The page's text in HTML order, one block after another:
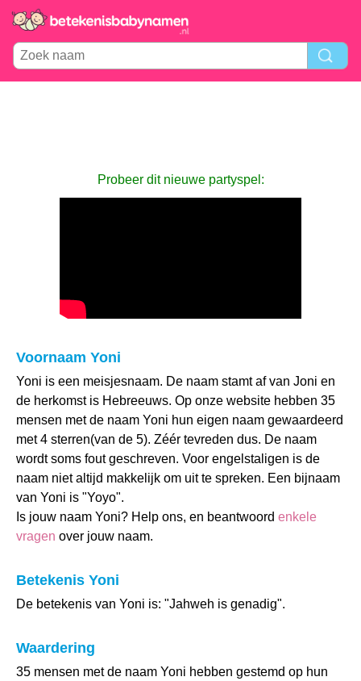
Probeer dit nieuwe partyspel:
Voornaam Yoni
Yoni is een meisjesnaam. De naam stamt af van Joni en
de herkomst is Hebreeuws. Op onze website hebben 35
mensen met de naam Yoni hun eigen naam gewaardeerd
met 4 sterren(van de 5). Zéér tevreden dus. De naam
wordt soms fout geschreven. Voor engelstaligen is de
naam niet altijd makkelijk om uit te spreken. Een bijnaam
van Yoni is "Yoyo".
Is jouw naam Yoni? Help ons, en beantwoord enkele
vragen over jouw naam.
Betekenis Yoni
De betekenis van Yoni is: "Jahweh is genadig".
Waardering
35 mensen met de naam Yoni hebben gestemd op hun